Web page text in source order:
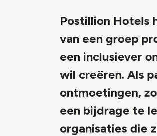
Postillion Hotels
van een groep
een inclusiever
wil creëren. Als
ontmoetingen,
een bijdrage te
organisaties die